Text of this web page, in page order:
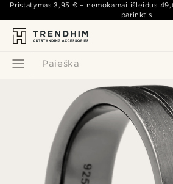
Paieška
Pristatymas3,95 € – nemokamai išleidus
parinktis